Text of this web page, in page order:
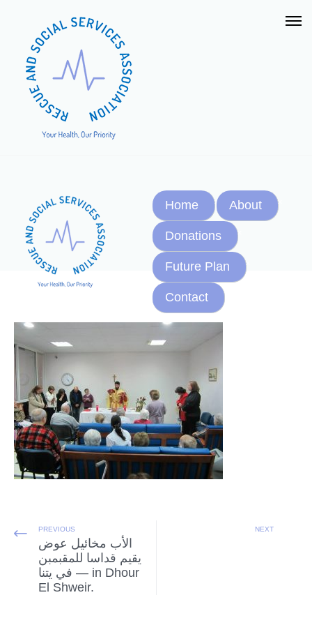
Home About
Donations
Future Plan
Contact
PREVIOUS
يقيم قداسا للمقبمبن
في يتنا‎ — in Dhour
El Shweir.
NEXT